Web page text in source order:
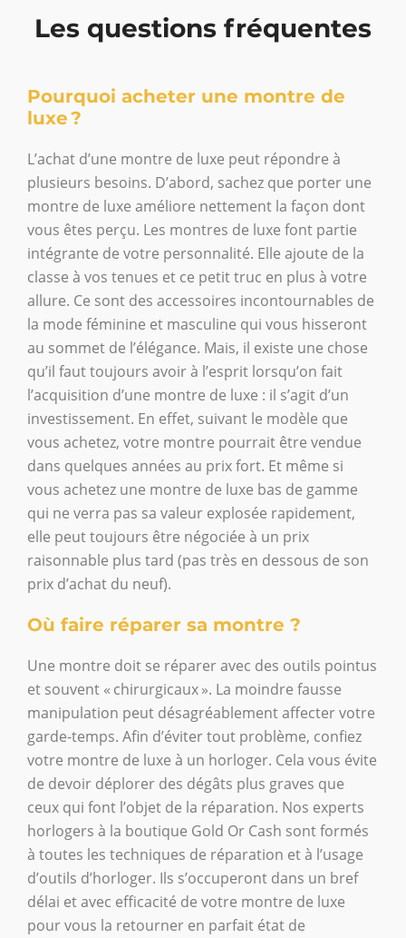
Les questions fréquentes
Pourquoi acheter une montre de
luxe ?
L’achat d’une montre de luxe peut répondre à
plusieurs besoins. D’abord, sachez que porter une
montre de luxe améliore nettement la façon dont
vous êtes perçu. Les montres de luxe font partie
intégrante de votre personnalité. Elle ajoute de la
classe à vos tenues et ce petit truc en plus à votre
allure. Ce sont des accessoires incontournables de
la mode féminine et masculine qui vous hisseront
au sommet de l’élégance. Mais, il existe une chose
qu’il faut toujours avoir à l’esprit lorsqu’on fait
l’acquisition d’une montre de luxe : il s’agit d’un
investissement. En effet, suivant le modèle que
vous achetez, votre montre pourrait être vendue
dans quelques années au prix fort. Et même si
vous achetez une montre de luxe bas de gamme
qui ne verra pas sa valeur explosée rapidement,
elle peut toujours être négociée à un prix
raisonnable plus tard (pas très en dessous de son
prix d’achat du neuf).
Où faire réparer sa montre ?
Une montre doit se réparer avec des outils pointus
et souvent « chirurgicaux ». La moindre fausse
manipulation peut désagréablement affecter votre
garde-temps. Afin d’éviter tout problème, confiez
votre montre de luxe à un horloger. Cela vous évite
de devoir déplorer des dégâts plus graves que
ceux qui font l’objet de la réparation. Nos experts
horlogers à la boutique Gold Or Cash sont formés
à toutes les techniques de réparation et à l’usage
d’outils d’horloger. Ils s’occuperont dans un bref
délai et avec efficacité de votre montre de luxe
pour vous la retourner en parfait état de